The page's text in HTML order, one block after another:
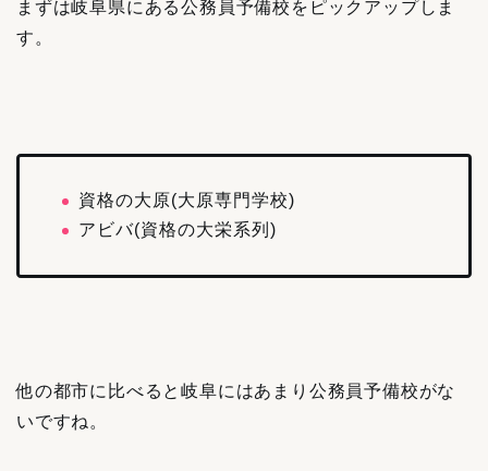
まずは岐阜県にある公務員予備校をピックアップしま
す。
資格の大原(大原専門学校)
アビバ(資格の大栄系列)
他の都市に比べると岐阜にはあまり公務員予備校がな
いですね。